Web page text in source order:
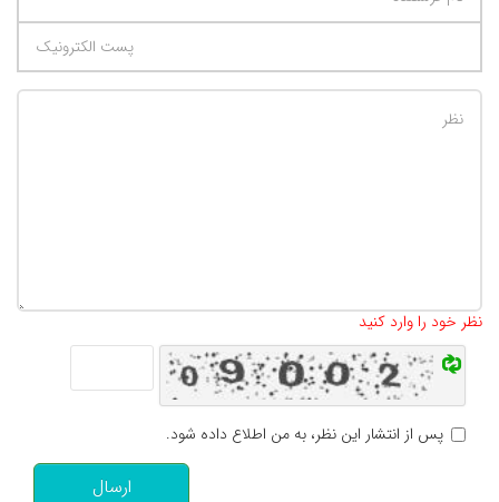
نظر خود را وارد کنید
پس از انتشار این نظر، به من اطلاع داده شود.
ارسال